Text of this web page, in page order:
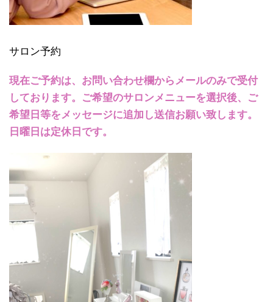
サロン予約
現在ご予約は、お問い合わせ欄からメールのみで受付
しております。ご希望のサロンメニューを選択後、ご
希望日等をメッセージに追加し送信お願い致します。
日曜日は定休日です。